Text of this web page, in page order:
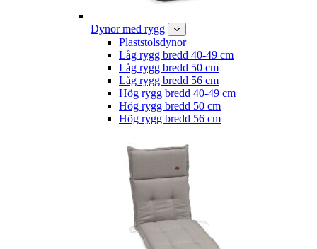
Dynor med rygg
Plaststolsdynor
Låg rygg bredd 40-49 cm
Låg rygg bredd 50 cm
Låg rygg bredd 56 cm
Hög rygg bredd 40-49 cm
Hög rygg bredd 50 cm
Hög rygg bredd 56 cm